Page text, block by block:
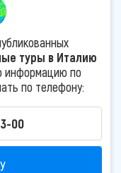
туры в Италию
информацию по
по телефону:
00